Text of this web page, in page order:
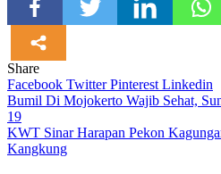
Share
Facebook TwitterPinterest Linkedin
Navigasi
pos
Bumil Di Mojokerto Wajib Sehat,
19
KWT Sinar Harapan Pekon
Kangkung